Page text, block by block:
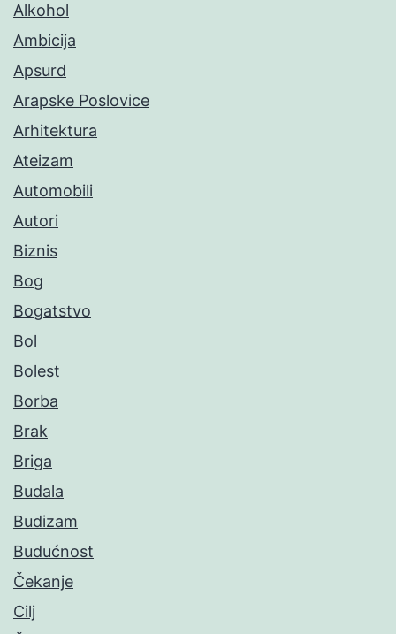
Alkohol
Ambicija
Apsurd
Arapske Poslovice
Arhitektura
Ateizam
Automobili
Autori
Biznis
Bog
Bogatstvo
Bol
Bolest
Borba
Brak
Briga
Budala
Budizam
Budućnost
Čekanje
Cilj